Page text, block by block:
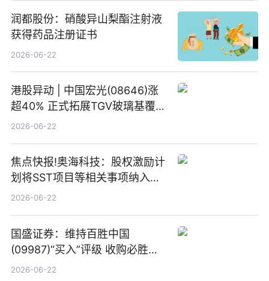
润都股份：硝酸异山梨酯注射液
获得药品注册证书
2026-06-22
港股异动 | 中国宏光(08646)涨
超40% 正式拓展TGV玻璃基覆铜
板新材料业务
2026-06-22
焦点快报!奥海科技：股权激励计
划将SST项目等相关事项纳入专
项业务发展考核指标
2026-06-22
国盛证券：维持百胜中国
(09987)“买入”评级 收购必胜客
中国增厚利润加速成长 信息
2026-06-22